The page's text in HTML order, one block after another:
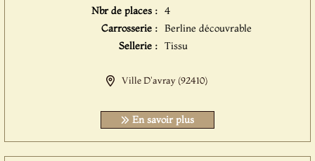
Nbr de places : 4
Carrosserie : Berline découvrable
Sellerie : Tissu
Ville D'avray (92410)
En savoir plus